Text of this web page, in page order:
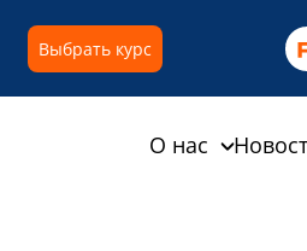
Выбрать курс
О нас